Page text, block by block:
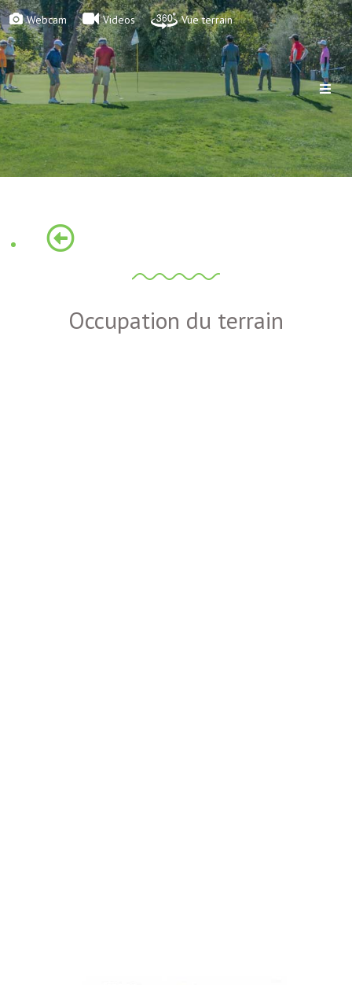
Webcam Videos Vue terrain
Occupation du terrain